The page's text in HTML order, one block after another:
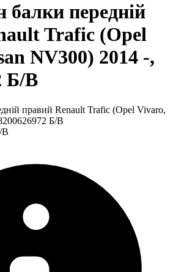
передній
Trafic (Opel
NV300) 2014 -,
Б/В
правий Renault Trafic (Opel Vivaro,
Б/В
В